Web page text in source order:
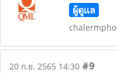
ผู้ดูแล
20 ก.ย. 2565 14:30 #9